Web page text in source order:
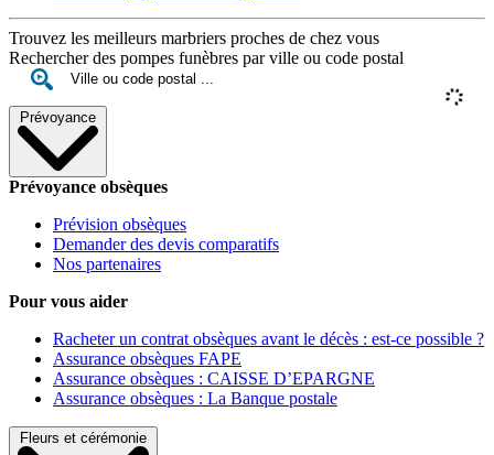
Trouvez les meilleurs marbriers proches de chez vous
Rechercher des pompes funèbres par ville ou code postal
Prévoyance
Prévoyance obsèques
Prévision obsèques
Demander des devis comparatifs
Nos partenaires
Pour vous aider
Racheter un contrat obsèques avant le décès : est-ce possible ?
Assurance obsèques FAPE
Assurance obsèques : CAISSE D’EPARGNE
Assurance obsèques : La Banque postale
Fleurs et cérémonie